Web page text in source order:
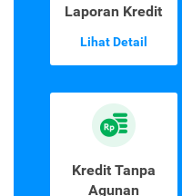
Laporan Kredit
Lihat Detail
Kredit Tanpa
Agunan